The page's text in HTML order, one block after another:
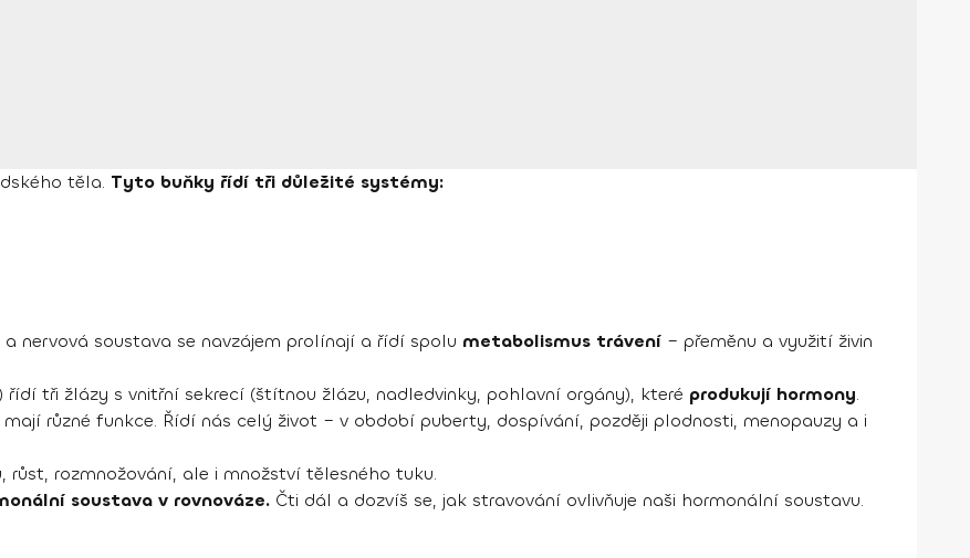
těla. Tyto buňky řídí tři důležité systémy:
nervová soustava se navzájem prolínají a řídí spolu metabolismus trávení – přeměnu a využití živin
tři žlázy s vnitřní sekrecí (štítnou žlázu, nadledvinky, pohlavní orgány), které produkují hormony.
různé funkce. Řídí nás celý život – v období puberty, dospívání, později plodnosti, menopauzy a i
růst, rozmnožování, ale i množství tělesného tuku.
soustava v rovnováze. Čti dál a dozvíš se, jak stravování ovlivňuje naši hormonální soustavu.